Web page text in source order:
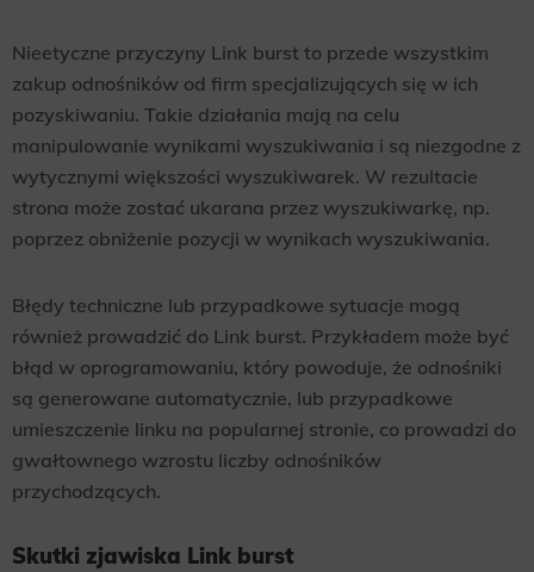
Nieetyczne przyczyny Link burst to przede wszystkim
zakup odnośników od firm specjalizujących się w ich
pozyskiwaniu. Takie działania mają na celu
manipulowanie wynikami wyszukiwania i są niezgodne z
wytycznymi większości wyszukiwarek. W rezultacie
strona może zostać ukarana przez wyszukiwarkę, np.
poprzez obniżenie pozycji w wynikach wyszukiwania.
Błędy techniczne lub przypadkowe sytuacje mogą
również prowadzić do Link burst. Przykładem może być
błąd w oprogramowaniu, który powoduje, że odnośniki
są generowane automatycznie, lub przypadkowe
umieszczenie linku na popularnej stronie, co prowadzi do
gwałtownego wzrostu liczby odnośników
przychodzących.
Skutki zjawiska Link burst